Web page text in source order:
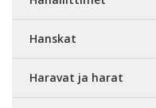
Hanskat
Haravat ja harat